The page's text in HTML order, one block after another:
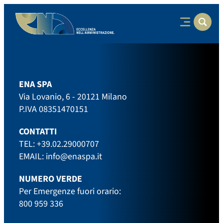
ENA SPA
Via Lovanio, 6 - 20121 Milano
P.IVA 08351470151
CONTATTI
TEL:+39.02.29000707
EMAIL: info@enaspa.it
NUMERO VERDE
Per Emergenze fuori orario:
800 959 336